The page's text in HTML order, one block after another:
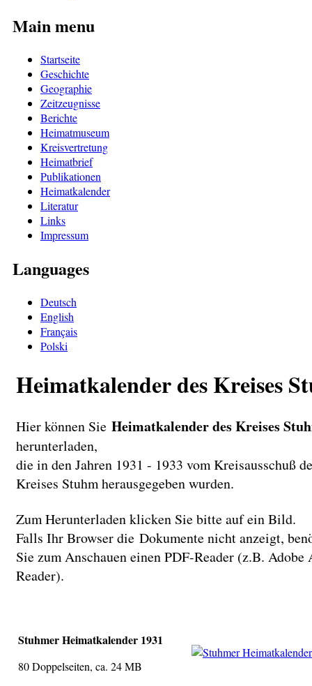
Main menu
Startseite
Geschichte
Geographie
Zeitzeugnisse
Berichte
Heimatmuseum
Kreisvertretung
Heimatbrief
Publikationen
Heimatkalender
Literatur
Links
Impressum
Languages
Deutsch
English
Français
Polski
Heimatkalender des Kreises
Hier können Sie Heimatkalender des Kreises
herunterladen,
die in den Jahren 1931 - 1933 vom Kreisausschuß
Kreises Stuhm herausgegeben wurden.
Zum Herunterladen klicken Sie bitte auf ein Bild.
Falls Ihr Browser die Dokumente nicht anzeigt,
Sie zum Anschauen einen PDF-Reader (z.B. Adobe
Reader).
Stuhmer Heimatkalender 1931
80 Doppelseiten, ca. 24 MB